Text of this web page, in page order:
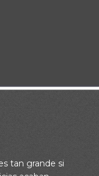
tan grande si